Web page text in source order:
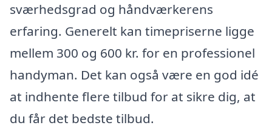
sværhedsgrad og håndværkerens
erfaring. Generelt kan timepriserne ligge
mellem 300 og 600 kr. for en professionel
handyman. Det kan også være en god idé
at indhente flere tilbud for at sikre dig, at
du får det bedste tilbud.